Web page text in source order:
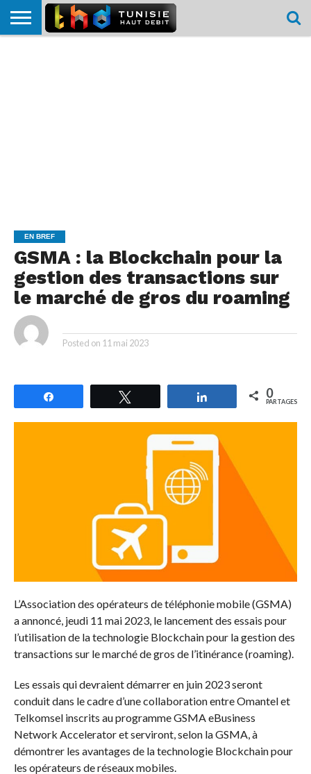
EN BREF
GSMA : la Blockchain pour la
gestion des transactions sur
le marché de gros du roaming
Posted on 11 mai 2023
Partagez 0
PARTAGES
L’Association des opérateurs de téléphonie mobile (GSMA)
a annoncé, jeudi 11 mai 2023, le lancement des essais pour
l’utilisation de la technologie Blockchain pour la gestion des
transactions sur le marché de gros de l’itinérance (roaming).
Les essais qui devraient démarrer en juin 2023 seront
conduit dans le cadre d’une collaboration entre Omantel et
Telkomsel inscrits au programme GSMA eBusiness
Network Accelerator et serviront, selon la GSMA, à
démontrer les avantages de la technologie Blockchain pour
les opérateurs de réseaux mobiles.